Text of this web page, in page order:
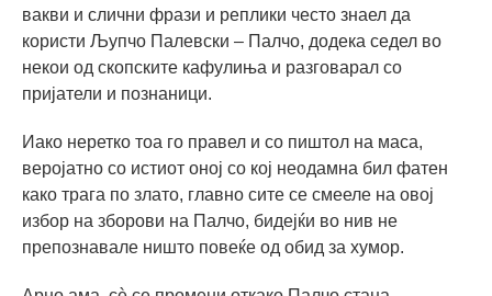
вакви и слични фрази и реплики често знаел да
користи Љупчо Палевски – Палчо, додека седел во
некои од скопските кафулиња и разговарал со
пријатели и познаници.
Иако неретко тоа го правел и со пиштол на маса,
веројатно со истиот оној со кој неодамна бил фатен
како трага по злато, главно сите се смееле на овој
избор на зборови на Палчо, бидејќи во нив не
препознавале ништо повеќе од обид за хумор.